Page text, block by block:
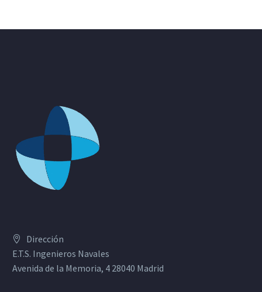
Dirección
E.T.S. Ingenieros Navales
Avenida de la Memoria, 4 28040 Madrid